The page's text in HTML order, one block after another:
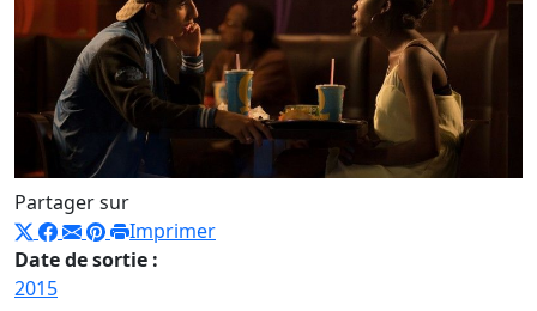
Partager sur
Imprimer
Date de sortie :
2015